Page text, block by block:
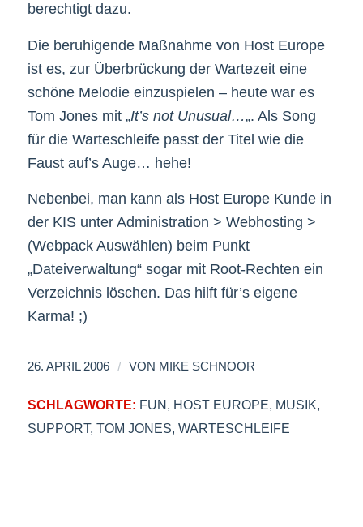
berechtigt dazu.
Die beruhigende Maßnahme von Host Europe
ist es, zur Überbrückung der Wartezeit eine
schöne Melodie einzuspielen – heute war es
Tom Jones mit „It’s not Unusual…„. Als Song
für die Warteschleife passt der Titel wie die
Faust auf’s Auge… hehe!
Nebenbei, man kann als Host Europe Kunde in
der KIS unter Administration > Webhosting >
(Webpack Auswählen) beim Punkt
„Dateiverwaltung“ sogar mit Root-Rechten ein
Verzeichnis löschen. Das hilft für’s eigene
Karma! ;)
26. APRIL 2006 / VON MIKE SCHNOOR
SCHLAGWORTE: FUN, HOST EUROPE, MUSIK,
SUPPORT, TOM JONES, WARTESCHLEIFE